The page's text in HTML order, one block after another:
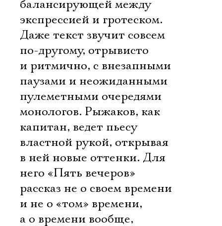
балансирующей между
экспрессией и гротеском.
Даже текст звучит совсем
по-другому, отрывисто
и ритмично, с внезапными
паузами и неожиданными
пулеметными очередями
монологов. Рыжаков, как
капитан, ведет пьесу
властной рукой, открывая
в ней новые оттенки. Для
него «Пять вечеров» 
рассказ не о своем времени
и не о «том» времени,
а о времени вообще,